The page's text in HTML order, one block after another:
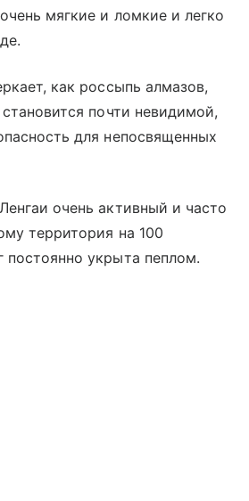
мягкие и ломкие и легко
как россыпь алмазов,
почти невидимой,
для непосвященных
очень активный и часто
территория на 100
постоянно укрыта пеплом.